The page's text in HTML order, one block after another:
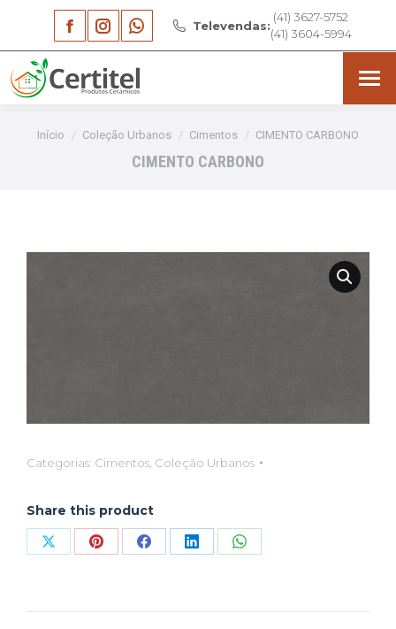
Facebook
page
opens
Instagram
page
opens
new
Whatsapp
page
new
Televendas:
(41) 3627-5752
(41) 3604-5994
Você está aqui:
Início Coleção Urbanos Cimentos CIMENTO CARBONO
CIMENTO CARBONO
Categorias: Cimentos Coleção Urbanos
Share this product
Compartilhar
Compartilhar
Compartilhar
CompartilharCompartilhar